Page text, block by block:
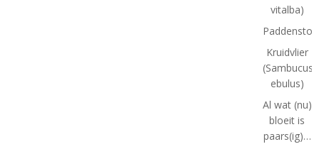
vitalba)
Kruidvlier
(Sambucus
ebulus)
Al wat (nu)
bloeit is
paars(ig)…